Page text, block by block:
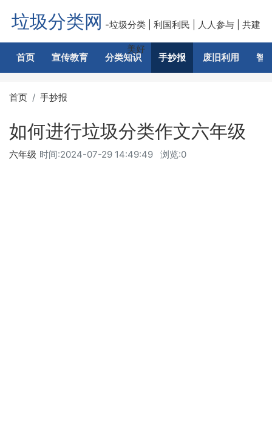
垃圾分类网 -垃圾分类 | 利国利民 | 人人参与 | 共建
美好
首页 宣传教育 分类知识 手抄报 废旧利用 智
首页 手抄报
如何进行垃圾分类作文六年级
时间:2024-07-29 14:49:49 浏览:0
六年级